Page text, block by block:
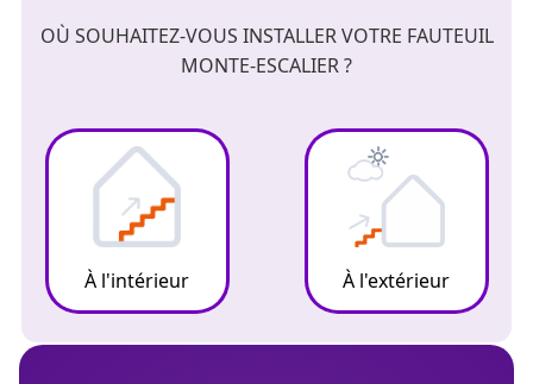
OÙ SOUHAITEZ-VOUS INSTALLER VOTRE FAUTEUIL
MONTE-ESCALIER ?
À l'intérieur À l'extérieur